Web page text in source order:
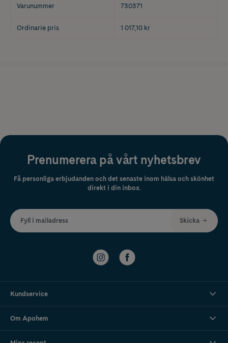
Varunummer 730371
Ordinarie pris 1 017,10 kr
Prenumerera på vårt nyhetsbrev
Få personliga erbjudanden och det senaste inom hälsa och skönhet
direkt i din inbox.
Fyll i mailadress Skicka
Kundservice
Om Apohem